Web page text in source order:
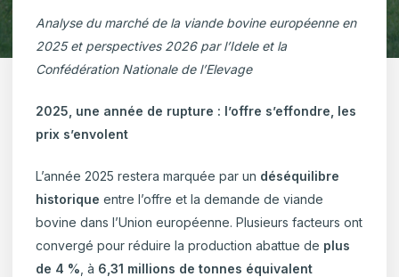
Analyse du marché de la viande bovine européenne en
2025 et perspectives 2026 par l’Idele et la
Confédération Nationale de l’Elevage
2025, une année de rupture : l’offre s’effondre, les
prix s’envolent
L’année 2025 restera marquée par un déséquilibre
historique entre l’offre et la demande de viande
bovine dans l’Union européenne. Plusieurs facteurs ont
convergé pour réduire la production abattue de plus
de 4 % , à 6,31 millions de tonnes équivalent